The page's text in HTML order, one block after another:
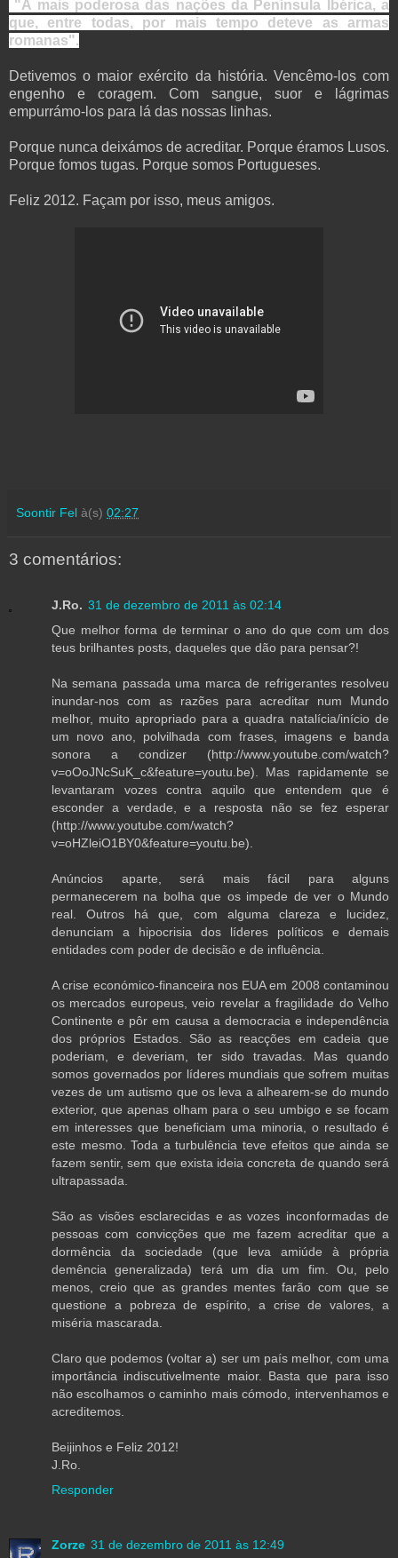
"A mais poderosa das nações da Península Ibérica, a
que, entre todas, por mais tempo deteve as armas
romanas".
Detivemos o maior exército da história. Vencêmo-los com
engenho e coragem. Com sangue, suor e lágrimas
empurrámo-los para lá das nossas linhas.
Porque nunca deixámos de acreditar. Porque éramos Lusos.
Porque fomos tugas. Porque somos Portugueses.
Feliz 2012. Façam por isso, meus amigos.
Soontir Fel à(s) 02:27
3 comentários:
J.Ro. 31 de dezembro de 2011 às 02:14
Que melhor forma de terminar o ano do que com um dos
teus brilhantes posts, daqueles que dão para pensar?!
Na semana passada uma marca de refrigerantes resolveu
inundar-nos com as razões para acreditar num Mundo
melhor, muito apropriado para a quadra natalícia/início de
um novo ano, polvilhada com frases, imagens e banda
sonora a condizer (http://www.youtube.com/watch?
v=oOoJNcSuK_c&feature=youtu.be). Mas rapidamente se
levantaram vozes contra aquilo que entendem que é
esconder a verdade, e a resposta não se fez esperar
(http://www.youtube.com/watch?
v=oHZleiO1BY0&feature=youtu.be).
Anúncios aparte, será mais fácil para alguns
permanecerem na bolha que os impede de ver o Mundo
real. Outros há que, com alguma clareza e lucidez,
denunciam a hipocrisia dos líderes políticos e demais
entidades com poder de decisão e de influência.
A crise económico-financeira nos EUA em 2008 contaminou
os mercados europeus, veio revelar a fragilidade do Velho
Continente e pôr em causa a democracia e independência
dos próprios Estados. São as reacções em cadeia que
poderiam, e deveriam, ter sido travadas. Mas quando
somos governados por líderes mundiais que sofrem muitas
vezes de um autismo que os leva a alhearem-se do mundo
exterior, que apenas olham para o seu umbigo e se focam
em interesses que beneficiam uma minoria, o resultado é
este mesmo. Toda a turbulência teve efeitos que ainda se
fazem sentir, sem que exista ideia concreta de quando será
ultrapassada.
São as visões esclarecidas e as vozes inconformadas de
pessoas com convicções que me fazem acreditar que a
dormência da sociedade (que leva amiúde à própria
demência generalizada) terá um dia um fim. Ou, pelo
menos, creio que as grandes mentes farão com que se
questione a pobreza de espírito, a crise de valores, a
miséria mascarada.
Claro que podemos (voltar a) ser um país melhor, com uma
importância indiscutivelmente maior. Basta que para isso
não escolhamos o caminho mais cómodo, intervenhamos e
acreditemos.
Beijinhos e Feliz 2012!
J.Ro.
Responder
Zorze 31 de dezembro de 2011 às 12:49